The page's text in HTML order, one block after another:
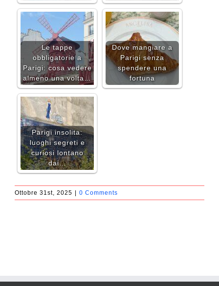
Le tappe
obbligatorie a
Parigi: cosa vedere
almeno una volta…
Dove mangiare a
Parigi senza
spendere una
fortuna
Parigi insolita:
luoghi segreti e
curiosi lontano
dai…
Ottobre 31st, 2025 0 Comments